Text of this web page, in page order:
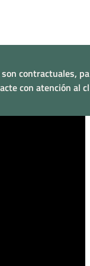
contractuales,
con atención al